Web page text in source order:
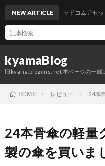
kyamaBlog
旧kyama.blogdns.net 本ページの一部
NEW ARTICLEグッドコムアセット
HOME レビュー 24本
24本骨傘の軽量
製の傘を買いま